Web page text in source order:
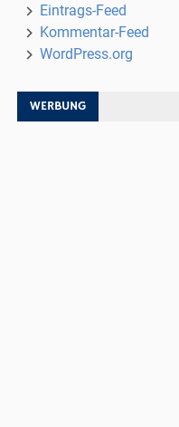
Eintrags-Feed
Kommentar-Feed
WordPress.org
WERBUNG